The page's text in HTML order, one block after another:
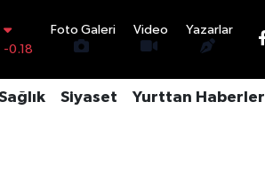
0.18
0.32
Foto Galeri Video Yazarlar
Siyaset Yurttan Haberler